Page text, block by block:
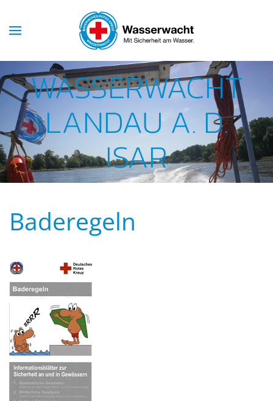
Skip to main content
WASSERWACHT
LANDAU A. D.
ISAR
Baderegeln